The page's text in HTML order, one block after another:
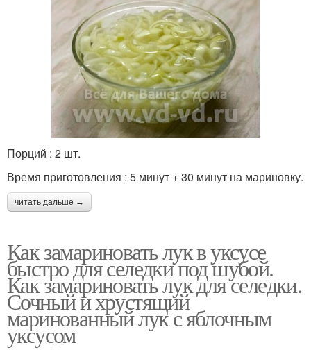
Порций : 2 шт.
Время приготовления : 5 минут + 30 минут на мариновку.
читать дальше →
Как замариновать лук в уксусе
быстро для селедки под шубой.
Как замариновать лук для селедки.
Сочный и хрустящий
маринованный лук с яблочным
уксусом